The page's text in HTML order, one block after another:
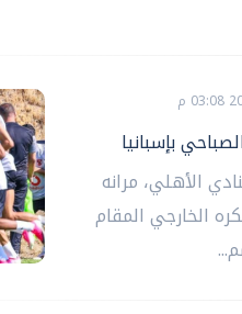
بإسبانيا
الأهلي، مرانه
الخارجي المقام